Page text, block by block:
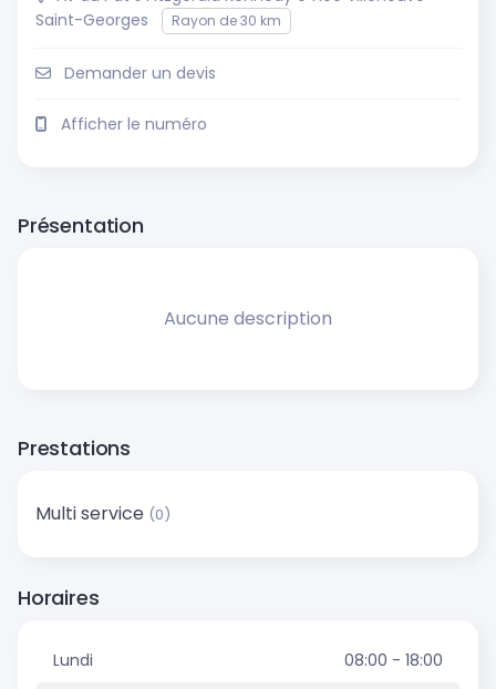
Saint-Georges
Rayon de 30 km
Demander un devis
Afficher le numéro
Présentation
Aucune description
Prestations
Multi service (0)
Horaires
Lundi
08:00 - 18:00